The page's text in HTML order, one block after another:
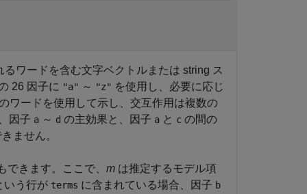
ワードを含む文字ベクトルまたは string ス
26 因子に "a" ～ "z" を使用し、必要に応じ
ワードを使用して示し、交互作用は複数の
因子 a ～ d の主効果と、因子 a と c の間の
ません。
きます。ここで、 m は推定するモデル項
う行が terms に含まれている場合、因子 b